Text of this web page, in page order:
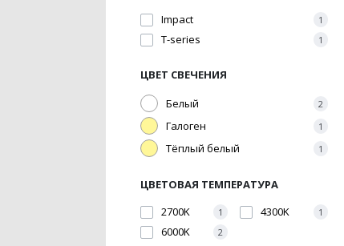
Impact
1
T-series 1
ЦВЕТ СВЕЧЕНИЯ
Белый
2
Галоген 1
Тёплый белый 1
ЦВЕТОВАЯ ТЕМПЕРАТУРА
2700K
1 4300K 1
6000K 2